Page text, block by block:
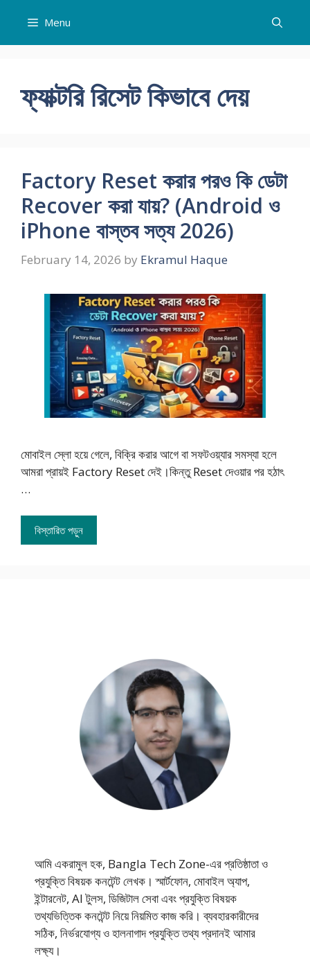
content
Menu
ফ্যাক্টরি রিসেট কিভাবে দেয়
Factory Reset করার পরও কি ডেটা
Recover করা যায়? (Android ও
iPhone বাস্তব সত্য 2026)
February 14, 2026 by Ekramul Haque
মোবাইল স্লো হয়ে গেলে, বিক্রি করার আগে বা সফটওয়্যার সমস্যা হলে
আমরা প্রায়ই Factory Reset দেই।কিন্তু Reset দেওয়ার পর হঠাৎ
…
বিস্তারিত পড়ুন
আমি একরামুল হক, Bangla Tech Zone-এর প্রতিষ্ঠাতা ও
প্রযুক্তি বিষয়ক কনটেন্ট লেখক। স্মার্টফোন, মোবাইল অ্যাপ,
ইন্টারনেট, AI টুলস, ডিজিটাল সেবা এবং প্রযুক্তি বিষয়ক
তথ্যভিত্তিক কনটেন্ট নিয়ে নিয়মিত কাজ করি। ব্যবহারকারীদের
সঠিক, নির্ভরযোগ্য ও হালনাগাদ প্রযুক্তি তথ্য প্রদানই আমার
লক্ষ্য।